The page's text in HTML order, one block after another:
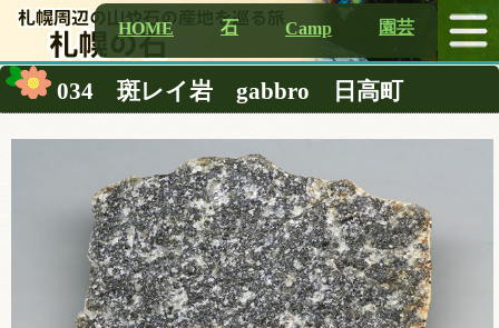
HOME 石 Camp 園芸
034 斑レイ岩 gabbro 日高町